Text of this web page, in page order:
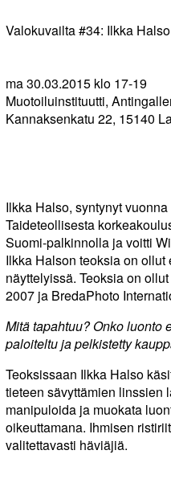
Valokuvailta #34: Ilkka Halso
ma 30.03.2015 klo 17-19
Muotoiluinstituutti,
Kannaksenkatu 22, 15140
Ilkka Halso, syntynyt
Taideteollisesta
Suomi-palkinnolla ja voitti
Ilkka Halson teoksia on
näyttelyissä. Teoksia on
2007 ja BredaPhoto
Mitä tapahtuu? Onko luonto
paloiteltu ja pelkistetty
Teoksissaan Ilkka Halso
tieteen sävyttämien linssien
manipuloida ja muokata
oikeuttamana. Ihmisen
valitettavasti häviäjiä.